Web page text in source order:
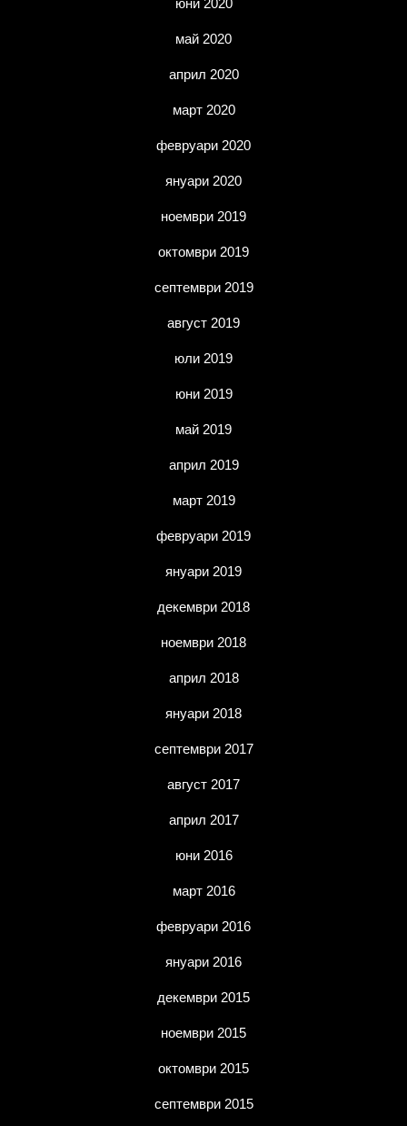
юни 2020
май 2020
април 2020
март 2020
февруари 2020
януари 2020
ноември 2019
октомври 2019
септември 2019
август 2019
юли 2019
юни 2019
май 2019
април 2019
март 2019
февруари 2019
януари 2019
декември 2018
ноември 2018
април 2018
януари 2018
септември 2017
август 2017
април 2017
юни 2016
март 2016
февруари 2016
януари 2016
декември 2015
ноември 2015
октомври 2015
септември 2015